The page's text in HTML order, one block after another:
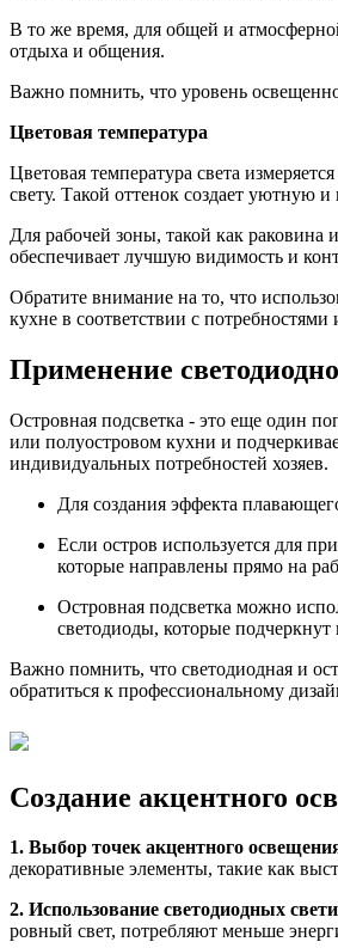
В то же время, для общей и
отдыха и общения.
Важно помнить, что уровень
Цветовая температура
Цветовая температура света
свету. Такой оттенок создает уютную
Для рабочей зоны, такой как раковина
обеспечивает лучшую видимость и
Обратите внимание на то, что
кухне в соответствии с
Применение
Островная подсветка - это еще один
или полуостровом кухни и
индивидуальных потребностей хозяев.
Для создания эффекта
Если остров используется для
которые направлены прямо на
Островная подсветка можно
светодиоды, которые
Важно помнить, что светодиодная и
обратиться к профессиональному
Создание акцентного
1. Выбор точек акцентного
декоративные элементы, такие как
2. Использование светодиодных
ровный свет, потребляют меньше